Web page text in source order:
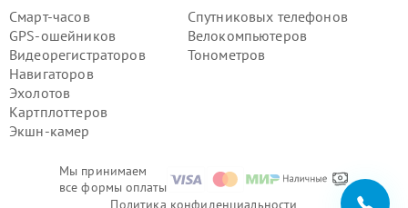
Мы принимаем
все формы оплаты
Смарт-часов
GPS-ошейников
Видеорегистраторов
Навигаторов
Эхолотов
Картплоттеров
Экшн-камер
Спутниковых телефонов
Велокомпьютеров
Тонометров
Казань
Восстановление цепи заряда
видеорегистратора Garmin в г.
Воронеж
Восстановление цепи заряда
видеорегистратора Garmin в г.
Волгоград
Восстановление цепи заряда
видеорегистратора Garmin в г.
Восстановление цепи зарядаПолитика конфиденциальности